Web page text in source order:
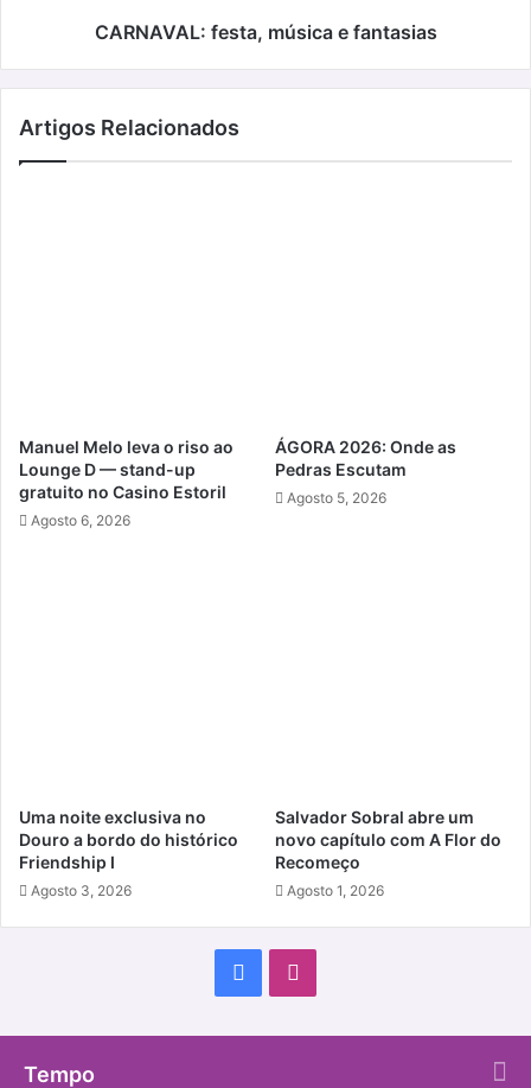
CARNAVAL: festa, música e fantasias
Artigos Relacionados
Manuel Melo leva o riso ao
Lounge D — stand-up
gratuito no Casino Estoril
Agosto 6, 2026
ÁGORA 2026: Onde as
Pedras Escutam
Agosto 5, 2026
Uma noite exclusiva no
Douro a bordo do histórico
Friendship I
Agosto 3, 2026
Salvador Sobral abre um
novo capítulo com A Flor do
Recomeço
Agosto 1, 2026
Facebook
Tempo